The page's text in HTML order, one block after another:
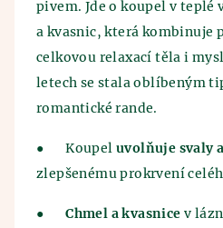
pivem. Jde o koupel v teplé
a kvasnic, která kombinuje
celkovou relaxací těla i
letech se stala oblíbeným
romantické rande.
● Koupeluvolňuje svaly
zlepšenému prokrvení
● Chmel a kvasnice v